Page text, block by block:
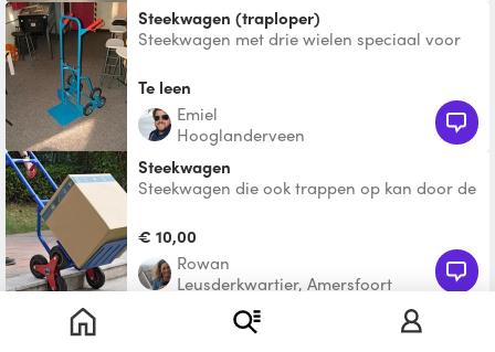
Steekwagen (traploper)
Steekwagen met drie wielen speciaal voor
Te leen
Emiel
Hooglanderveen
Steekwagen
Steekwagen die ook trappen op kan door de
geschikt voor
€ 10,00
Rowan
Leusderkwartier, Amersfoort